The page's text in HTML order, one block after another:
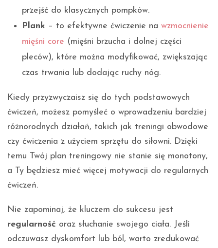
przejść do klasycznych pompków.
Plank – to efektywne ćwiczenie na wzmocnienie
mięśni core (mięśni brzucha i dolnej części
pleców), które można modyfikować, zwiększając
czas trwania lub dodając ruchy nóg.
Kiedy przyzwyczaisz się do tych podstawowych
ćwiczeń, możesz pomyśleć o wprowadzeniu bardziej
różnorodnych działań, takich jak treningi obwodowe
czy ćwiczenia z użyciem sprzętu do siłowni. Dzięki
temu Twój plan treningowy nie stanie się monotony,
a Ty będziesz mieć więcej motywacji do regularnych
ćwiczeń.
Nie zapominaj, że kluczem do sukcesu jest
regularność oraz słuchanie swojego ciała. Jeśli
odczuwasz dyskomfort lub ból, warto zredukować